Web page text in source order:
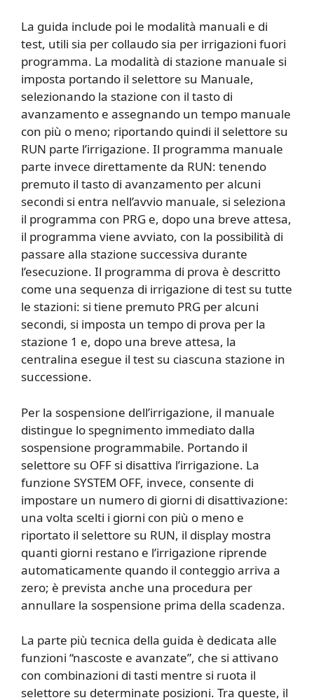
La guida include poi le modalità manuali e di
test, utili sia per collaudo sia per irrigazioni fuori
programma. La modalità di stazione manuale si
imposta portando il selettore su Manuale,
selezionando la stazione con il tasto di
avanzamento e assegnando un tempo manuale
con più o meno; riportando quindi il selettore su
RUN parte l’irrigazione. Il programma manuale
parte invece direttamente da RUN: tenendo
premuto il tasto di avanzamento per alcuni
secondi si entra nell’avvio manuale, si seleziona
il programma con PRG e, dopo una breve attesa,
il programma viene avviato, con la possibilità di
passare alla stazione successiva durante
l’esecuzione. Il programma di prova è descritto
come una sequenza di irrigazione di test su tutte
le stazioni: si tiene premuto PRG per alcuni
secondi, si imposta un tempo di prova per la
stazione 1 e, dopo una breve attesa, la
centralina esegue il test su ciascuna stazione in
successione.
Per la sospensione dell’irrigazione, il manuale
distingue lo spegnimento immediato dalla
sospensione programmabile. Portando il
selettore su OFF si disattiva l’irrigazione. La
funzione SYSTEM OFF, invece, consente di
impostare un numero di giorni di disattivazione:
una volta scelti i giorni con più o meno e
riportato il selettore su RUN, il display mostra
quanti giorni restano e l’irrigazione riprende
automaticamente quando il conteggio arriva a
zero; è prevista anche una procedura per
annullare la sospensione prima della scadenza.
La parte più tecnica della guida è dedicata alle
funzioni “nascoste e avanzate”, che si attivano
con combinazioni di tasti mentre si ruota il
selettore su determinate posizioni. Tra queste, il